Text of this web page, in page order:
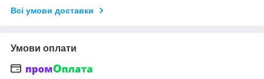
Всі умови доставки
Умови оплати